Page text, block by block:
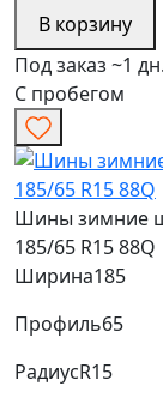
В корзину
Под заказ ~1 дн.
С пробегом
Шины зимние
185/65 R15 88Q
Ширина185
Профиль65
РадиусR15